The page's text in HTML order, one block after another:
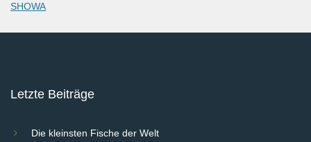
navigation
SHOWA
Letzte Beiträge
Die kleinsten Fische der Welt